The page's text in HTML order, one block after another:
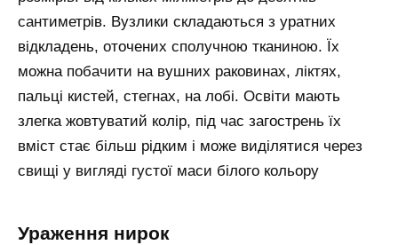
сантиметрів. Вузлики складаються з уратних
відкладень, оточених сполучною тканиною. Їх
можна побачити на вушних раковинах, ліктях,
пальці кистей, стегнах, на лобі. Освіти мають
злегка жовтуватий колір, під час загострень їх
вміст стає більш рідким і може виділятися через
свищі у вигляді густої маси білого кольору
Ураження нирок